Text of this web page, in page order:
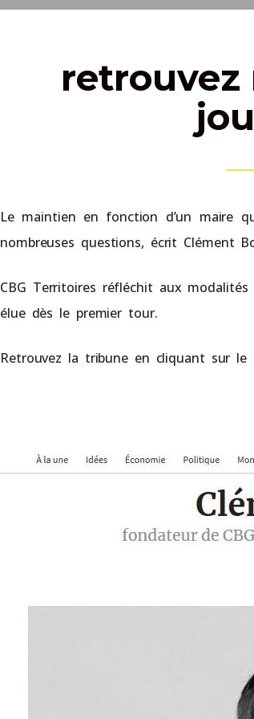
Le maintien en fonction d’un maire
nombreuses questions, écrit Clément
CBG Territoires réfléchit aux
élue dès le premier tour.
Retrouvez la tribune en cliquant sur le